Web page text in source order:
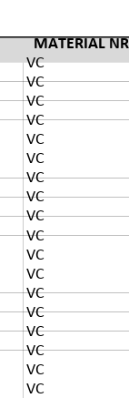
MATERIAL NR
VC
VC
VC
VC
VC
VC
VC
VC
VC
VC
VC
VC
VC
VC
VC
VC
VC
VC